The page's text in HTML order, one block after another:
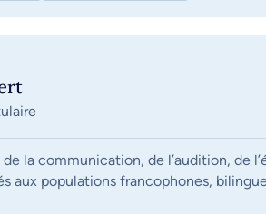
la communication, de l’audition, de
aux populations francophones,